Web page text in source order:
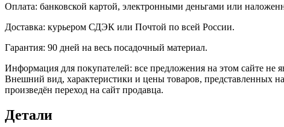
Оплата: банковской картой, электронными деньгами или
Доставка: курьером СДЭК или Почтой по всей России.
Гарантия: 90 дней на весь посадочный материал.
Информация для покупателей: все предложения на этом сайте не
Внешний вид, характеристики и цены товаров, представленных
произведён переход на сайт продавца.
Детали